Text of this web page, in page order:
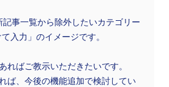
記事一覧から除外したいカテゴリー
入力」のイメージです。
ればご教示いただきたいです。
ば、今後の機能追加で検討してい